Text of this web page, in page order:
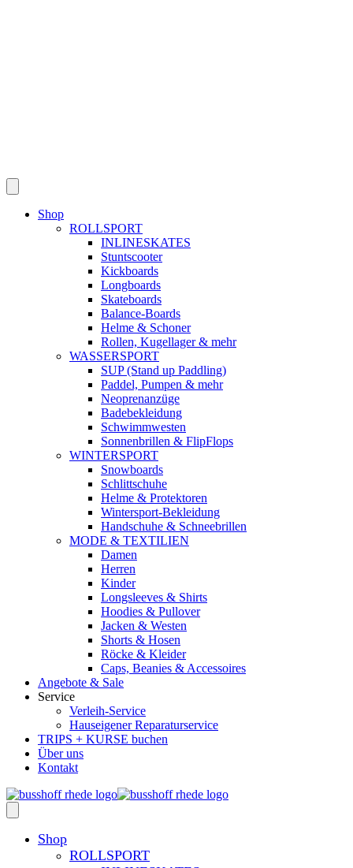
Shop
ROLLSPORT
INLINESKATES
Stuntscooter
Kickboards
Longboards
Skateboards
Balance-Boards
Helme & Schoner
Rollen, Kugellager & mehr
WASSERSPORT
SUP (Stand up Paddling)
Paddel, Pumpen & mehr
Neoprenanzüge
Badebekleidung
Schwimmwesten
Sonnenbrillen & FlipFlops
WINTERSPORT
Snowboards
Schlittschuhe
Helme & Protektoren
Wintersport-Bekleidung
Handschuhe & Schneebrillen
MODE & TEXTILIEN
Damen
Herren
Kinder
Longsleeves & Shirts
Hoodies & Pullover
Jacken & Westen
Shorts & Hosen
Röcke & Kleider
Caps, Beanies & Accessoires
Angebote & Sale
Service
Verleih-Service
Hauseigener Reparaturservice
TRIPS + KURSE buchen
Über uns
Kontakt
Shop
ROLLSPORT